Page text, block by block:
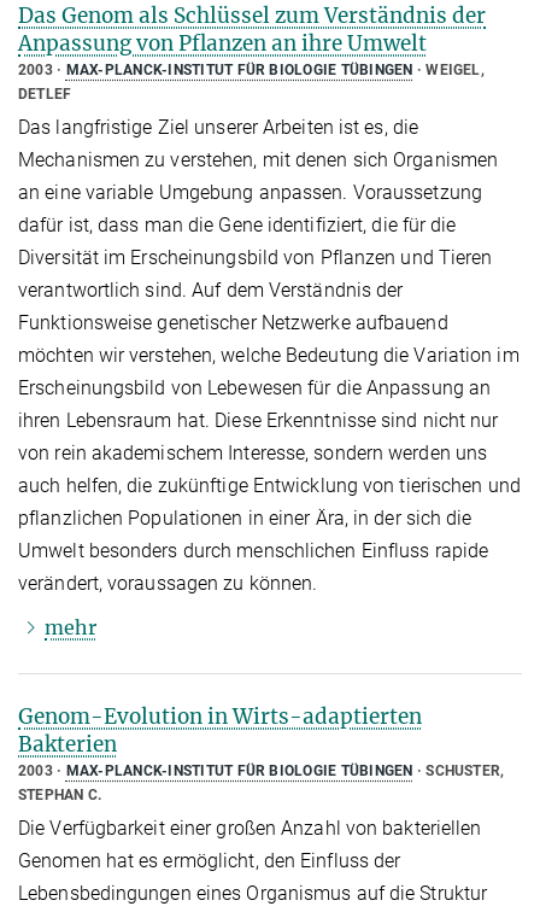
Das Genom als Schlüssel zum Verständnis der
Anpassung von Pflanzen an ihre Umwelt
2003 MAX-PLANCK-INSTITUT FÜR BIOLOGIE TÜBINGEN
WEIGEL,
DETLEF
Das langfristige Ziel unserer Arbeiten ist es, die
Mechanismen zu verstehen, mit denen sich Organismen
an eine variable Umgebung anpassen. Voraussetzung
dafür ist, dass man die Gene identifiziert, die für die
Diversität im Erscheinungsbild von Pflanzen und Tieren
verantwortlich sind. Auf dem Verständnis der
Funktionsweise genetischer Netzwerke aufbauend
möchten wir verstehen, welche Bedeutung die Variation im
Erscheinungsbild von Lebewesen für die Anpassung an
ihren Lebensraum hat. Diese Erkenntnisse sind nicht nur
von rein akademischem Interesse, sondern werden uns
auch helfen, die zukünftige Entwicklung von tierischen und
pflanzlichen Populationen in einer Ära, in der sich die
Umwelt besonders durch menschlichen Einfluss rapide
verändert, voraussagen zu können.
mehr
Genom-Evolution in Wirts-adaptierten
Bakterien
2003 MAX-PLANCK-INSTITUT FÜR BIOLOGIE TÜBINGEN
SCHUSTER,
STEPHAN C.
Die Verfügbarkeit einer großen Anzahl von bakteriellen
Genomen hat es ermöglicht, den Einfluss der
Lebensbedingungen eines Organismus auf die Struktur